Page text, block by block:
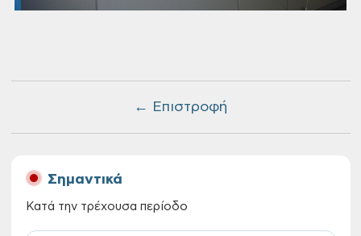
← Επιστροφή
Σημαντικά
Κατά την τρέχουσα περίοδο